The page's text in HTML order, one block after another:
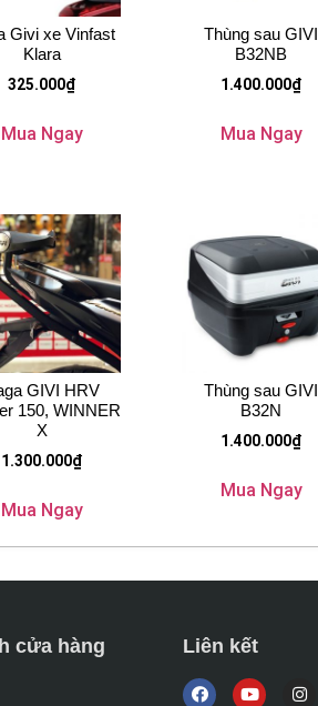
Givi xe Vinfast
Klara
325.000₫
Mua Ngay
Thùng sau GIVI
B32NB
1.400.000₫
Mua Ngay
GIVI HRV
150, WINNER
X
1.300.000₫
Mua Ngay
Thùng sau GIVI
B32N
1.400.000₫
Mua Ngay
cửa hàng Liên kết